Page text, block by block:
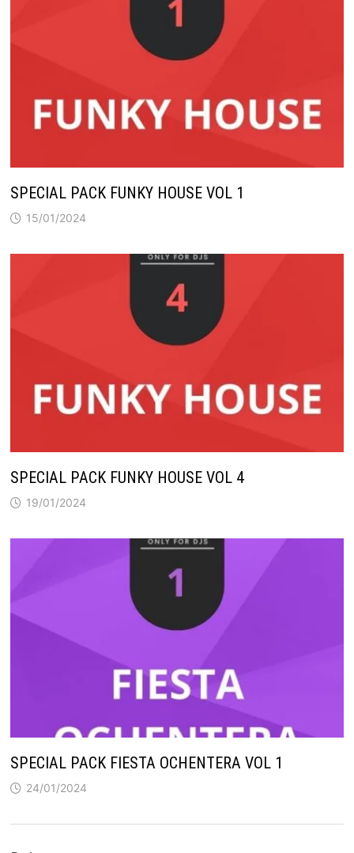
SPECIAL PACK FUNKY HOUSE VOL 1
15/01/2024
SPECIAL PACK FUNKY HOUSE VOL 4
19/01/2024
SPECIAL PACK FIESTA OCHENTERA VOL 1
24/01/2024